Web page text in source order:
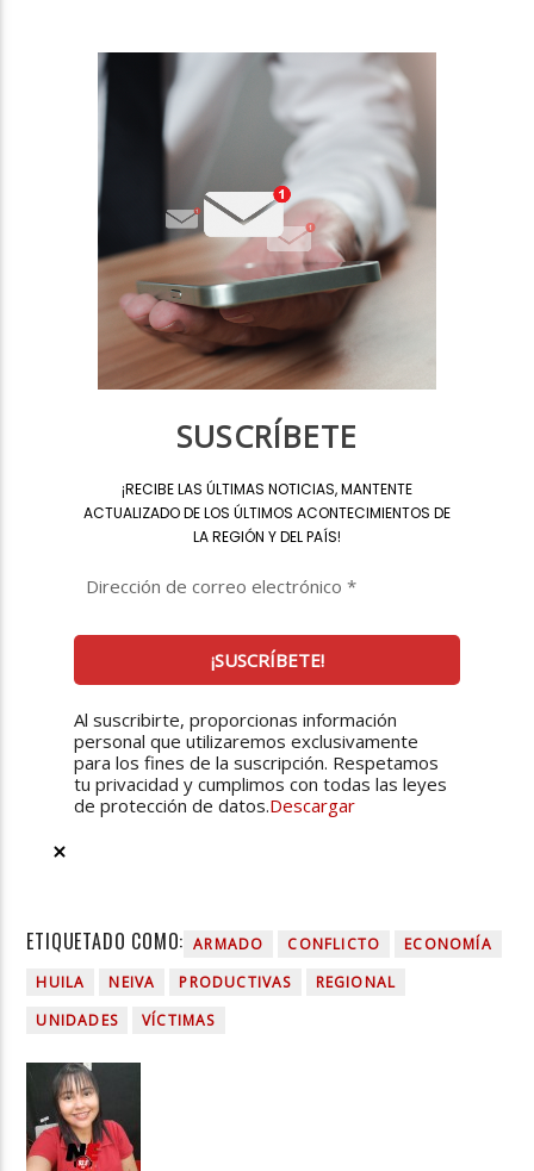
SUSCRÍBETE
¡RECIBE LAS ÚLTIMAS NOTICIAS, MANTENTE
ACTUALIZADO DE LOS ÚLTIMOS ACONTECIMIENTOS DE
LA REGIÓN Y DEL PAÍS!
Al suscribirte, proporcionas información
personal que utilizaremos exclusivamente
para los fines de la suscripción. Respetamos
tu privacidad y cumplimos con todas las leyes
de protección de datos.Descargar
ETIQUETADO COMO: ARMADO CONFLICTO
ECONOMÍA
HUILA
NEIVA PRODUCTIVAS
REGIONAL
UNIDADES
VÍCTIMAS